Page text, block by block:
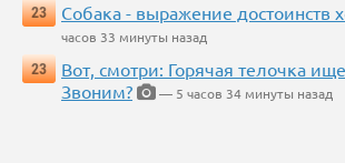
23
Собака - выражение достоинств
часов 33 минуты назад
23
Вот, смотри: Горячая телочка
Звоним?
— 5 часов 34 минуты назад